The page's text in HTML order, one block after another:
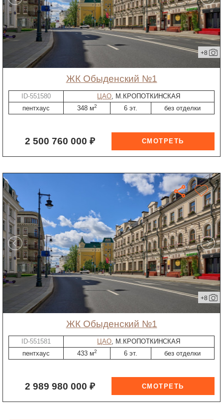
+8
ЖК Обыденский №1
ID-551580 ЦАО, М.КРОПОТКИНСКАЯ
пентхаус
348 м2 6 эт. без отделки
2 500 760 000 ₽
+8
ЖК Обыденский №1
ID-551581 ЦАО, М.КРОПОТКИНСКАЯ
пентхаус
433 м2 6 эт. без отделки
2 989 980 000 ₽